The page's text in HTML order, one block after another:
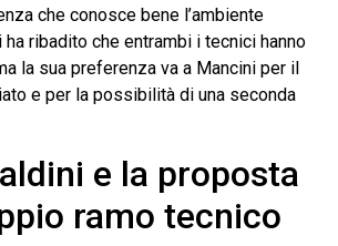
che conosce bene l’ambiente
ha ribadito che entrambi i tecnici hanno
la sua preferenza va a Mancini per il
e per la possibilità di una seconda
e la proposta
ramo tecnico